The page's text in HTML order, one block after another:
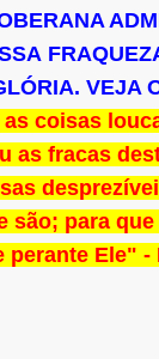
VEJA
coisas
as fracas
são; para
perante Ele" -